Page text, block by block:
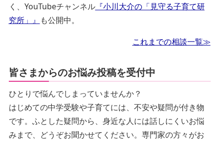
く、YouTubeチャンネル『小川大介の「見守る子育て研
究所」』 も公開中。
これまでの相談一覧≫
皆さまからのお悩み投稿を受付中
ひとりで悩んでしまっていませんか？
はじめての中学受験や子育てには、不安や疑問が付き物
です。ふとした疑問から、身近な人には話しにくいお悩
みまで、どうぞお聞かせてください。専門家の方々がお